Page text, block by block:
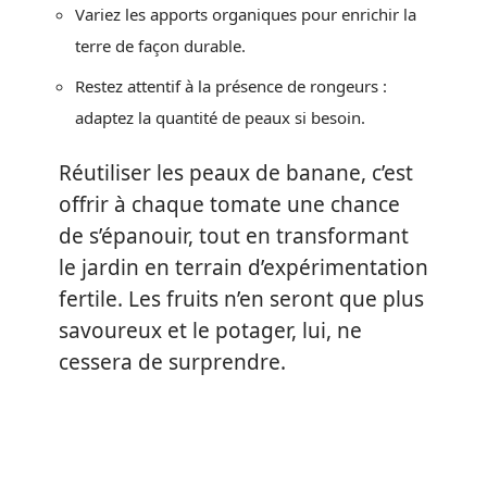
Variez les apports organiques pour enrichir la
terre de façon durable.
Restez attentif à la présence de rongeurs :
adaptez la quantité de peaux si besoin.
Réutiliser les peaux de banane, c’est
offrir à chaque tomate une chance
de s’épanouir, tout en transformant
le jardin en terrain d’expérimentation
fertile. Les fruits n’en seront que plus
savoureux et le potager, lui, ne
cessera de surprendre.